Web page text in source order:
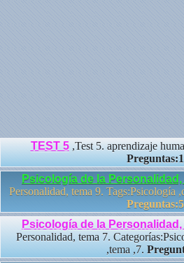
TEST 5,Test 5. aprendizaje
Psicología de la Personalidad,
Personalidad, tema 9. Tags:Psicología
Psicología de la Personalidad,
Personalidad, tema 7.
,tema ,7.